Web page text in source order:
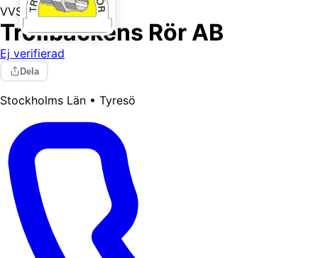
VVS
Trollbäckens Rör AB
Ej verifierad
Dela
Stockholms Län • Tyresö